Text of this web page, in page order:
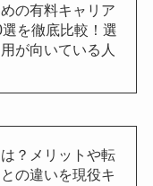
の有料キャリア
を徹底比較！選
が向いている人
？メリットや転
の違いを現役キ